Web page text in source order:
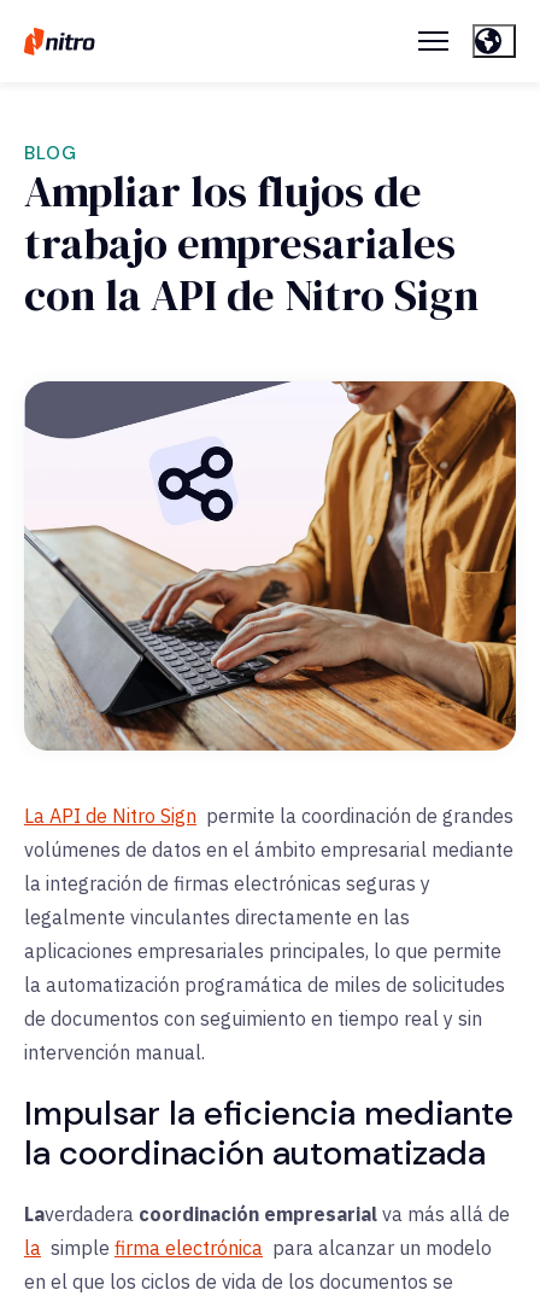
BLOG
Ampliar los flujos de
trabajo empresariales
con la API de Nitro Sign
La API de Nitro Sign permite la coordinación de grandes
volúmenes de datos en el ámbito empresarial mediante
la integración de firmas electrónicas seguras y
legalmente vinculantes directamente en las
aplicaciones empresariales principales, lo que permite
la automatización programática de miles de solicitudes
de documentos con seguimiento en tiempo real y sin
intervención manual.
Impulsar la eficiencia mediante
la coordinación automatizada
Laverdadera coordinación empresarial va más allá de
la simple firma electrónica para alcanzar un modelo
en el que los ciclos de vida de los documentos se